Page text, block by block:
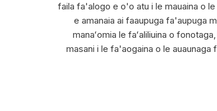
faila fa'alogo e o'o atu i le mauaina o
e amanaia ai faaupuga fa'aupuga
manaʻomia le faʻaliliuina o
masani i le fa'aogaina o le